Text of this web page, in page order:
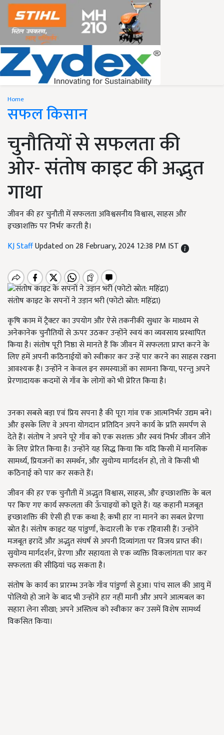
Home
सफल किसान
चुनौतियों से सफलता की
ओर- संतोष काइट की अद्भुत
गाथा
जीवन की हर चुनौती में सफलता अविश्वसनीय विश्वास, साहस और
इच्छाशक्ति पर निर्भर करती है।
KJ StaffUpdated on 28 February, 2024 12:38 PM IST
संतोष काइट के सपनों ने उड़ान भरी (फोटो स्रोत: महिंद्रा)
कृषि काम में ट्रैक्टर का उपयोग और ऐसे तकनीकी सुधार के माध्यम से
अनेकानेक चुनौतियों से ऊपर उठकर उन्होंने स्वयं का व्यवसाय प्रस्थापित
किया है। संतोष पूरी निष्ठा से मानते हैं कि जीवन में सफलता प्राप्त करने के
लिए हमें अपनी कठिनाईयों को स्वीकार कर उन्हें पार करने का साहस रखना
आवश्यक है। उन्होंने न केवल इन समस्याओं का सामना किया, परन्तु अपने
प्रेरणादायक कदमों से गाँव के लोगों को भी प्रेरित किया है।
उनका सबसे बड़ा एवं प्रिय सपना है की पूरा गांव एक आत्मनिर्भर उद्यम बने।
और इसके लिए वे अपना योगदान प्रतिदिन अपने कार्य के प्रति समर्पण से
देते हैं। संतोष ने अपने पूरे गाँव को एक सशक्त और स्वयं निर्भर जीवन जीने
के लिए प्रेरित किया है। उन्होंने यह सिद्ध किया कि यदि किसी में मानसिक
सामर्थ्य, प्रियजनों का समर्थन, और सुयोग्य मार्गदर्शन हो, तो वे किसी भी
कठिनाई को पार कर सकते हैं।
जीवन की हर एक चुनौती में अद्भुत विश्वास, साहस, और इच्छाशक्ति के बल
पर किए गए कार्य सफलता की ऊँचाइयों को छूते हैं। यह कहानी मजबूत
इच्छाशक्ति की ऐसी ही एक कथा है; कभी हार ना मानने का सबल प्रेरणा
स्रोत है। संतोष काइट यह पांडुर्णा, केदारली के एक रहिवासी हैं। उन्होंने
मजबूत इरादें और अद्भुत संघर्ष से अपनी दिव्यांगता पर विजय प्राप्त की।
सुयोग्य मार्गदर्शन, प्रेरणा और सहायता से एक व्यक्ति विकलांगता पार कर
सफलता की सीढ़ियां चढ़ सकता है।
संतोष के कार्य का प्रारम्भ उनके गाँव पांडुर्णा से हुआ। पांच साल की आयु में
पोलियो हो जाने के बाद भी उन्होंने हार नहीं मानी और अपने आत्मबल का
सहारा लेना सीखा; अपने अस्तित्व को स्वीकार कर उसमें विशेष सामर्थ्य
विकसित किया।